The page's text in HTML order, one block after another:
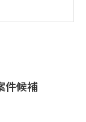
件候補